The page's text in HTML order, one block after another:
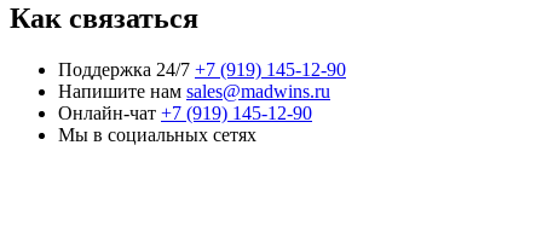
Как связаться
Поддержка 24/7 +7 (919) 145-12-90
Напишите нам sales@madwins.ru
Онлайн-чат +7 (919) 145-12-90
Мы в социальных сетях